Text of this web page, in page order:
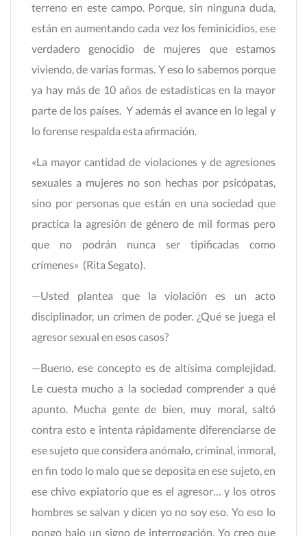
terreno en este campo. Porque, sin ninguna duda,
están en aumentando cada vez los feminicidios, ese
verdadero genocidio de mujeres que estamos
viviendo, de varias formas. Y eso lo sabemos porque
ya hay más de 10 años de estadísticas en la mayor
parte de los países. Y además el avance en lo legal y
lo forense respalda esta afirmación.
«La mayor cantidad de violaciones y de agresiones
sexuales a mujeres no son hechas por psicópatas,
sino por personas que están en una sociedad que
practica la agresión de género de mil formas pero
que no podrán nunca ser tipificadas como
crímenes» (Rita Segato).
—Usted plantea que la violación es un acto
disciplinador, un crimen de poder. ¿Qué se juega el
agresor sexual en esos casos?
—Bueno, ese concepto es de altísima complejidad.
Le cuesta mucho a la sociedad comprender a qué
apunto. Mucha gente de bien, muy moral, saltó
contra esto e intenta rápidamente diferenciarse de
ese sujeto que considera anómalo, criminal, inmoral,
en fin todo lo malo que se deposita en ese sujeto, en
ese chivo expiatorio que es el agresor… y los otros
hombres se salvan y dicen yo no soy eso. Yo eso lo
pongo bajo un signo de interrogación. Yo creo que